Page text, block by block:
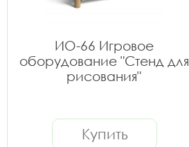
ИО-66 Игровое
оборудование "Стенд для
рисования"
Купить